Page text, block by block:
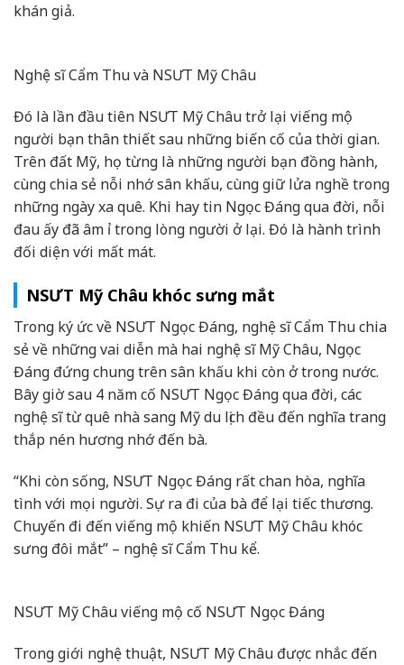
khán giả.
Nghệ sĩ Cẩm Thu và NSƯT Mỹ Châu
Đó là lần đầu tiên NSƯT Mỹ Châu trở lại viếng mộ
người bạn thân thiết sau những biến cố của thời gian.
Trên đất Mỹ, họ từng là những người bạn đồng hành,
cùng chia sẻ nỗi nhớ sân khấu, cùng giữ lửa nghề trong
những ngày xa quê. Khi hay tin Ngọc Đáng qua đời, nỗi
đau ấy đã âm ỉ trong lòng người ở lại. Đó là hành trình
đối diện với mất mát.
NSƯT Mỹ Châu khóc sưng mắt
Trong ký ức về NSƯT Ngọc Đáng, nghệ sĩ Cẩm Thu chia
sẻ về những vai diễn mà hai nghệ sĩ Mỹ Châu, Ngọc
Đáng đứng chung trên sân khấu khi còn ở trong nước.
Bây giờ sau 4 năm cố NSƯT Ngọc Đáng qua đời, các
nghệ sĩ từ quê nhà sang Mỹ du lịch đều đến nghĩa trang
thắp nén hương nhớ đến bà.
“Khi còn sống, NSƯT Ngọc Đáng rất chan hòa, nghĩa
tình với mọi người. Sự ra đi của bà để lại tiếc thương.
Chuyến đi đến viếng mộ khiến NSƯT Mỹ Châu khóc
sưng đôi mắt” – nghệ sĩ Cẩm Thu kể.
NSƯT Mỹ Châu viếng mộ cố NSƯT Ngọc Đáng
Trong giới nghệ thuật, NSƯT Mỹ Châu được nhắc đến